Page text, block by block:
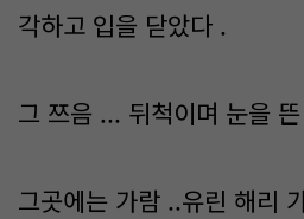
각하고 입을 닫았다 .
그 쯔음 ... 뒤척이며 눈을
그곳에는 가람 ..유린 해리